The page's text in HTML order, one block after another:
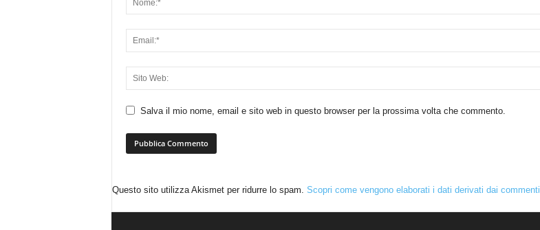
Salva il mio nome, email e sito web in questo browser per la prossima volta che commento.
Questo sito utilizza Akismet per ridurre lo spam. Scopri come vengono elaborati i dati derivati dai commenti